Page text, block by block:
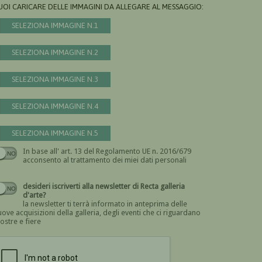
CARICARE DELLE IMMAGINI DA ALLEGARE AL MESSAGGIO:
SELEZIONA IMMAGINE N.1
SELEZIONA IMMAGINE N.2
SELEZIONA IMMAGINE N.3
SELEZIONA IMMAGINE N.4
SELEZIONA IMMAGINE N.5
In base all' art. 13 del Regolamento UE n. 2016/679
acconsento al trattamento dei miei dati personali
Devi dare il consenso
desideri iscriverti alla newsletter di Recta galleria
d'arte?
la newsletter ti terrà informato in anteprima delle
acquisizioni della galleria, degli eventi che ci riguardano
e fiere